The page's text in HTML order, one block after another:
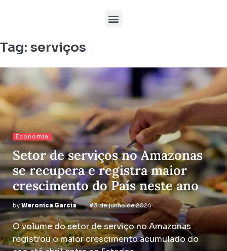
Tag: serviços
Economia
Setor de serviços no Amazonas
se recupera e registra maior
crescimento do País neste ano
by Weronica Garcia 13 de junho de 2024
O volume do setor de serviço no Amazonas
registrou o maior crescimento acumulado do